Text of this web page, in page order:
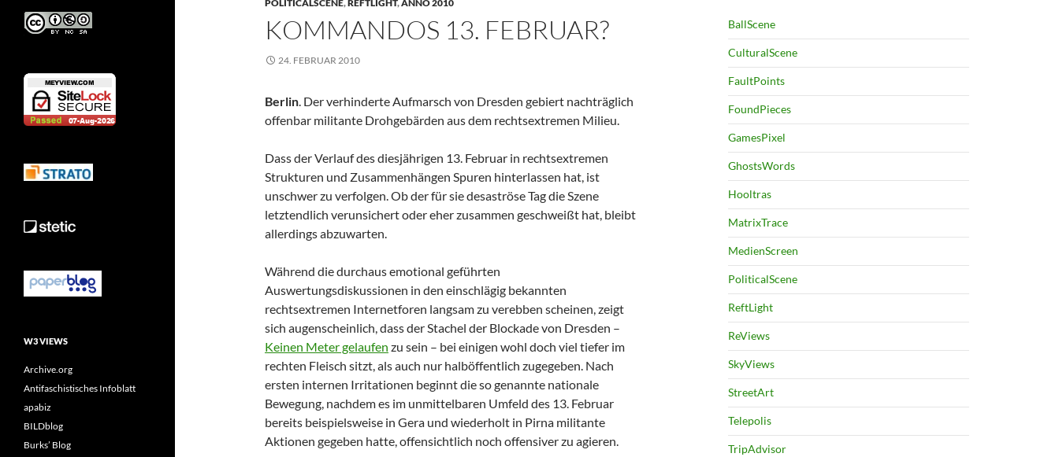
POLITICALSCENE,REFTLIGHT,ANNO 2010
KOMMANDOS 13. FEBRUAR?
24. FEBRUAR 2010
Berlin. Der verhinderte Aufmarsch von Dresden gebiert nachträglich
offenbar militante Drohgebärden aus dem rechtsextremen Milieu.
Dass der Verlauf des diesjährigen 13. Februar in rechtsextremen
Strukturen und Zusammenhängen Spuren hinterlassen hat, ist
unschwer zu verfolgen. Ob der für sie desaströse Tag die Szene
letztendlich verunsichert oder eher zusammen geschweißt hat, bleibt
allerdings abzuwarten.
Während die durchaus emotional geführten
Auswertungsdiskussionen in den einschlägig bekannten
rechtsextremen Internetforen langsam zu verebben scheinen, zeigt
sich augenscheinlich, dass der Stachel der Blockade von Dresden –
Keinen Meter gelaufen zu sein – bei einigen wohl doch viel tiefer im
rechten Fleisch sitzt, als auch nur halböffentlich zugegeben. Nach
ersten internen Irritationen beginnt die so genannte nationale
Bewegung, nachdem es im unmittelbaren Umfeld des 13. Februar
bereits beispielsweise in Gera und wiederholt in Pirna militante
Aktionen gegeben hatte, offensichtlich noch offensiver zu agieren.
BallScene
CulturalScene
FaultPoints
FoundPieces
GamesPixel
GhostsWords
Hooltras
MatrixTrace
MedienScreen
PoliticalScene
ReftLight
ReViews
SkyViews
StreetArt
Telepolis
TripAdvisor
W3 VIEWS
Archive.org
Antifaschistisches Infoblatt
apabiz
BILDblog
Burks’ Blog